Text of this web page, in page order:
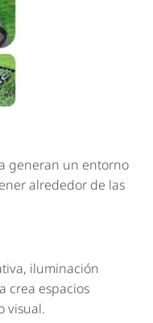
generan un entorno
alrededor de las
iluminación
crea espacios
visual.